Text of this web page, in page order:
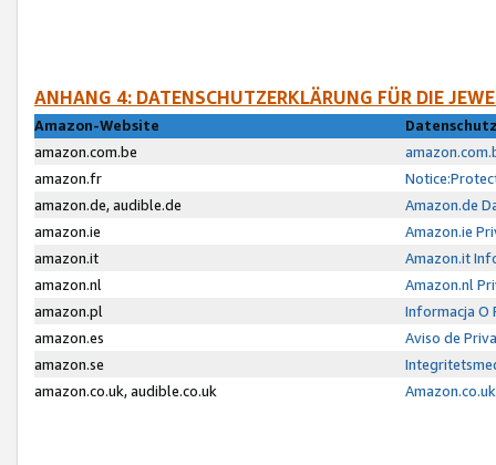
ANHANG 4: DATENSCHUTZERKLÄRUNG FÜR DIE
Amazon-Website
amazon.com.be
amazon.fr
amazon.de, audible.de
Amazon.de
amazon.ie
Amazon.ie
amazon.it
Amazon.it
amazon.nl
Amazon.nl
amazon.pl
Informacja O
amazon.es
Aviso de
amazon.se
amazon.co.uk, audible.co.uk